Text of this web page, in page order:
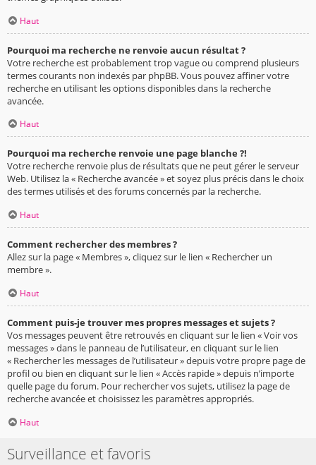
Haut
Pourquoi ma recherche ne renvoie aucun résultat ?
Votre recherche est probablement trop vague ou comprend plusieurs
termes courants non indexés par phpBB. Vous pouvez affiner votre
recherche en utilisant les options disponibles dans la recherche
avancée.
Haut
Pourquoi ma recherche renvoie une page blanche ?!
Votre recherche renvoie plus de résultats que ne peut gérer le serveur
Web. Utilisez la « Recherche avancée » et soyez plus précis dans le choix
des termes utilisés et des forums concernés par la recherche.
Haut
Comment rechercher des membres ?
Allez sur la page « Membres », cliquez sur le lien « Rechercher un
membre ».
Haut
Comment puis-je trouver mes propres messages et sujets ?
Vos messages peuvent être retrouvés en cliquant sur le lien « Voir vos
messages » dans le panneau de l’utilisateur, en cliquant sur le lien
« Rechercher les messages de l’utilisateur » depuis votre propre page de
profil ou bien en cliquant sur le lien « Accès rapide » depuis n’importe
quelle page du forum. Pour rechercher vos sujets, utilisez la page de
recherche avancée et choisissez les paramètres appropriés.
Haut
Surveillance et favoris